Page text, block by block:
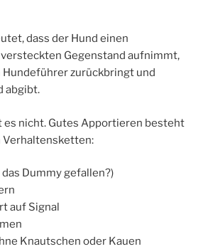
dass der Hund einen
Gegenstand aufnimmt,
zurückbringt und
abgibt.
es nicht. Gutes Apportieren besteht
Verhaltensketten:
Dummy gefallen?)
auf Signal
Knautschen oder Kauen